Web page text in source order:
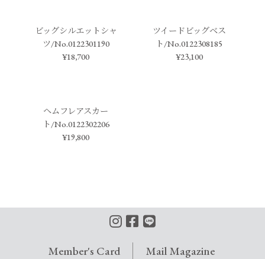
ビッグシルエットシャ
ツ/No.0122301190
¥18,700
ツイードビッグベス
ト/No.0122308185
¥23,100
ヘムフレアスカー
ト/No.0122302206
¥19,800
Member's Card Mail Magazine